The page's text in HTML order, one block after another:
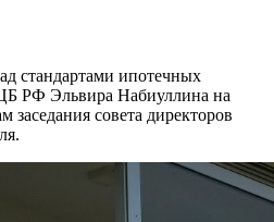
стандартами ипотечных
РФ Эльвира Набиуллина на
заседания совета директоров